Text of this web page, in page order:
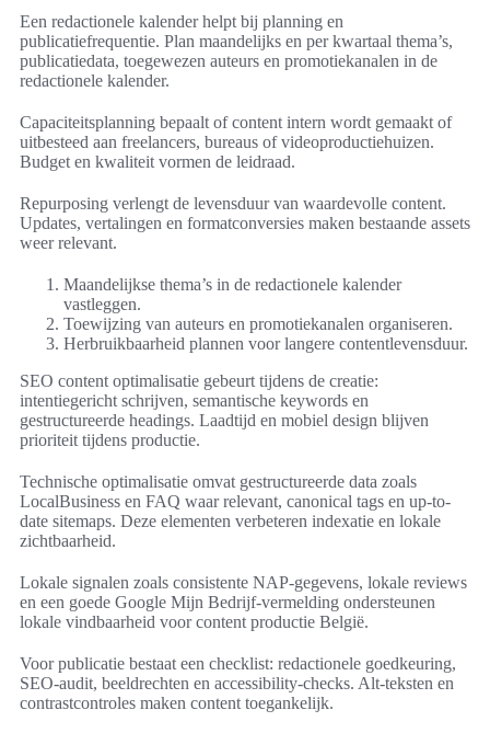
Een redactionele kalender helpt bij planning en
publicatiefrequentie. Plan maandelijks en per kwartaal thema’s,
publicatiedata, toegewezen auteurs en promotiekanalen in de
redactionele kalender.
Capaciteitsplanning bepaalt of content intern wordt gemaakt of
uitbesteed aan freelancers, bureaus of videoproductiehuizen.
Budget en kwaliteit vormen de leidraad.
Repurposing verlengt de levensduur van waardevolle content.
Updates, vertalingen en formatconversies maken bestaande assets
weer relevant.
Maandelijkse thema’s in de redactionele kalender
vastleggen.
Toewijzing van auteurs en promotiekanalen organiseren.
Herbruikbaarheid plannen voor langere contentlevensduur.
SEO content optimalisatie gebeurt tijdens de creatie:
intentiegericht schrijven, semantische keywords en
gestructureerde headings. Laadtijd en mobiel design blijven
prioriteit tijdens productie.
Technische optimalisatie omvat gestructureerde data zoals
LocalBusiness en FAQ waar relevant, canonical tags en up-to-
date sitemaps. Deze elementen verbeteren indexatie en lokale
zichtbaarheid.
Lokale signalen zoals consistente NAP-gegevens, lokale reviews
en een goede Google Mijn Bedrijf-vermelding ondersteunen
lokale vindbaarheid voor content productie België.
Voor publicatie bestaat een checklist: redactionele goedkeuring,
SEO-audit, beeldrechten en accessibility-checks. Alt-teksten en
contrastcontroles maken content toegankelijk.